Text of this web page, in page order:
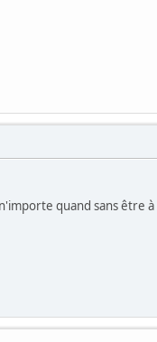
quand sans être